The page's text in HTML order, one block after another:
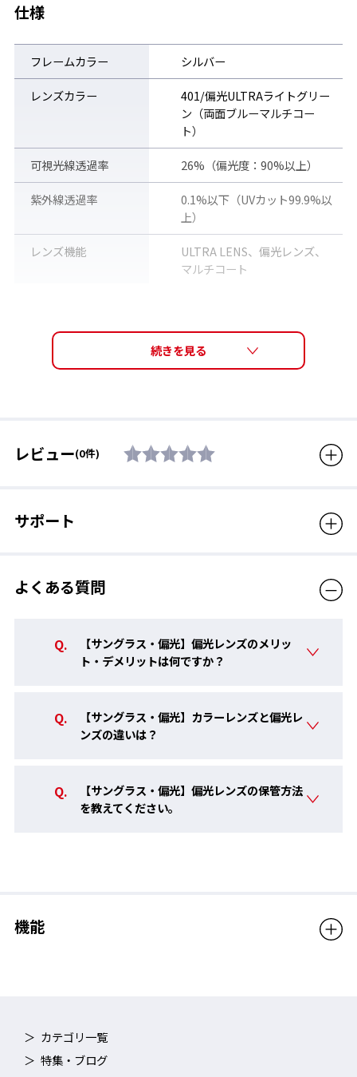
SELENGA オリジナルコンパクトケース付属。
仕様
フレームカラー シルバー
レンズカラー
401/偏光ULTRAライトグリー
ン（両面ブルーマルチコー
ト）
可視光線透過率 26%（偏光度：90%以上）
紫外線透過率
0.1%以下（UVカット99.9%以
上）
レンズ機能
ULTRA LENS、偏光レンズ、
マルチコート
サイズ 高さ43mm / 横幅134mm
21g
付属品 専用ポーチ
クーポン利用
レビュー(0件)
サポート
よくある質問
【サングラス・偏光】偏光レンズのメリッ
ト・デメリットは何ですか？
【サングラス・偏光】カラーレンズと偏光レ
ンズの違いは？
【サングラス・偏光】偏光レンズの保管方法
を教えてください。
機能
カテゴリ一覧
特集・ブログ